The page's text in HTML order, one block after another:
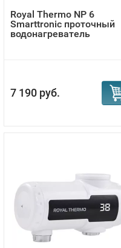
Royal Thermo NP 6
Smarttronic проточный
водонагреватель
7 190 руб.